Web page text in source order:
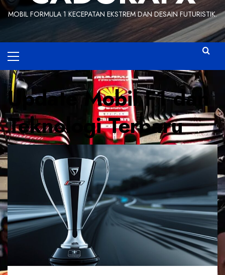
MOBIL FORMULA 1 KECEPATAN EKSTREM DAN DESAIN FUTURISTIK.
Menu
Update Mobil F1 dan
Teknologi Terbaru